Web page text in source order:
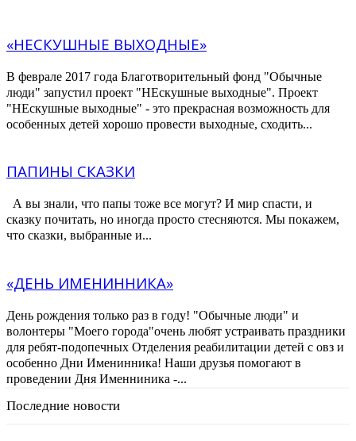
«НЕСКУШНЫЕ ВЫХОДНЫЕ»
В феврале 2017 года Благотворительный фонд "Обычные
люди" запустил проект "НЕскушные выходные". Проект
"НЕскушные выходные" - это прекрасная возможность для
особенных детей хорошо провести выходные, сходить...
ПАПИНЫ СКАЗКИ
А вы знали, что папы тоже все могут? И мир спасти, и
сказку почитать, но иногда просто стесняются. Мы покажем,
что сказки, выбранные и...
«ДЕНЬ ИМЕНИННИКА»
День рождения только раз в году! "Обычные люди" и
волонтеры "Моего города"очень любят устраивать праздники
для ребят-подопечных Отделения реабилитации детей с овз и
особенно Дни Именинника! Наши друзья помогают в
проведении Дня Именниника -...
Последние новости